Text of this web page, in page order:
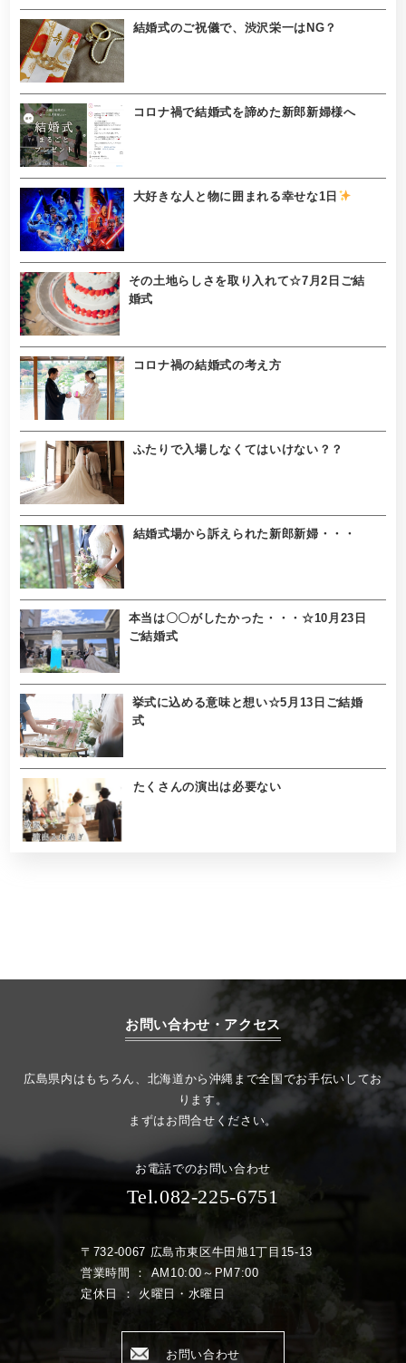
結婚式のご祝儀で、渋沢栄一はNG？
コロナ禍で結婚式を諦めた新郎新婦様へ
大好きな人と物に囲まれる幸せな1日
その土地らしさを取り入れて☆7月2日ご結
婚式
コロナ禍の結婚式の考え方
ふたりで入場しなくてはいけない？？
結婚式場から訴えられた新郎新婦・・・
本当は〇〇がしたかった・・・☆10月23日
ご結婚式
挙式に込める意味と想い☆5月13日ご結婚
式
たくさんの演出は必要ない
お問い合わせ・アクセス
広島県内はもちろん、北海道から沖縄まで全国でお手伝いしてお
ります。
まずはお問合せください。
お電話でのお問い合わせ
Tel.082-225-6751
〒732-0067 広島市東区牛田旭1丁目15-13
営業時間 ： AM10:00～PM7:00
定休日 ： 火曜日・水曜日
お問い合わせ